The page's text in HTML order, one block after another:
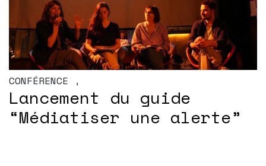
CONFÉRENCE ,
Lancement du guide
“Médiatiser une alerte”